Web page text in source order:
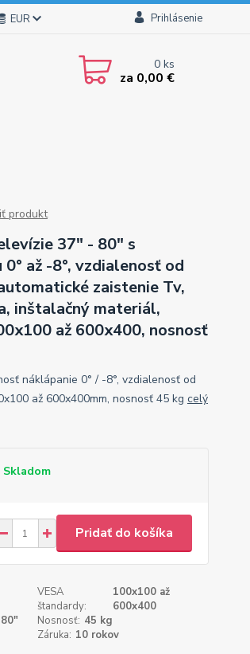
EUR Prihlásenie
0ks
za 0,00 €
produkt
37" - 80" s
až -8°, vzdialenosť od
zaistenie Tv,
inštalačný materiál,
až 600x400, nosnosť
náklápanie 0° / -8°, vzdialenosť od
až 600x400mm, nosnosť 45 kg celý
Skladom
Pridať do košíka
VESA
štandardy:
100x100 až
600x400
Nosnosť: 45 kg
Záruka: 10 rokov